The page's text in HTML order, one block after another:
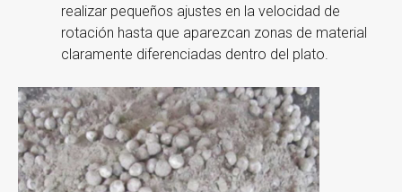
realizar pequeños ajustes en la velocidad de
rotación hasta que aparezcan zonas de material
claramente diferenciadas dentro del plato.